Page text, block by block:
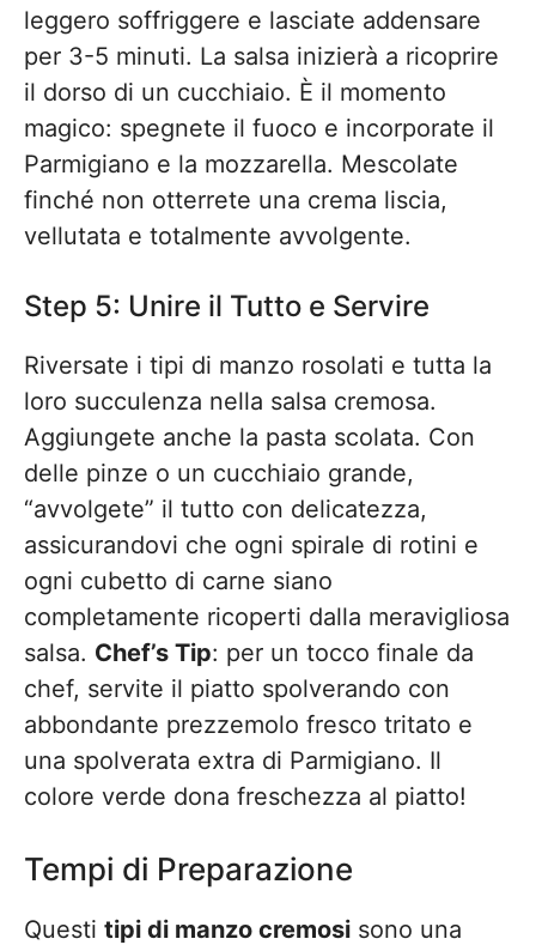
leggero soffriggere e lasciate addensare
per 3-5 minuti. La salsa inizierà a ricoprire
il dorso di un cucchiaio. È il momento
magico: spegnete il fuoco e incorporate il
Parmigiano e la mozzarella. Mescolate
finché non otterrete una crema liscia,
vellutata e totalmente avvolgente.
Step 5: Unire il Tutto e Servire
Riversate i tipi di manzo rosolati e tutta la
loro succulenza nella salsa cremosa.
Aggiungete anche la pasta scolata. Con
delle pinze o un cucchiaio grande,
“avvolgete” il tutto con delicatezza,
assicurandovi che ogni spirale di rotini e
ogni cubetto di carne siano
completamente ricoperti dalla meravigliosa
salsa. Chef’s Tip: per un tocco finale da
chef, servite il piatto spolverando con
abbondante prezzemolo fresco tritato e
una spolverata extra di Parmigiano. Il
colore verde dona freschezza al piatto!
Tempi di Preparazione
Questi tipi di manzo cremosi sono una